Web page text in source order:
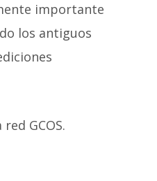
importante
los antiguos
GCOS.